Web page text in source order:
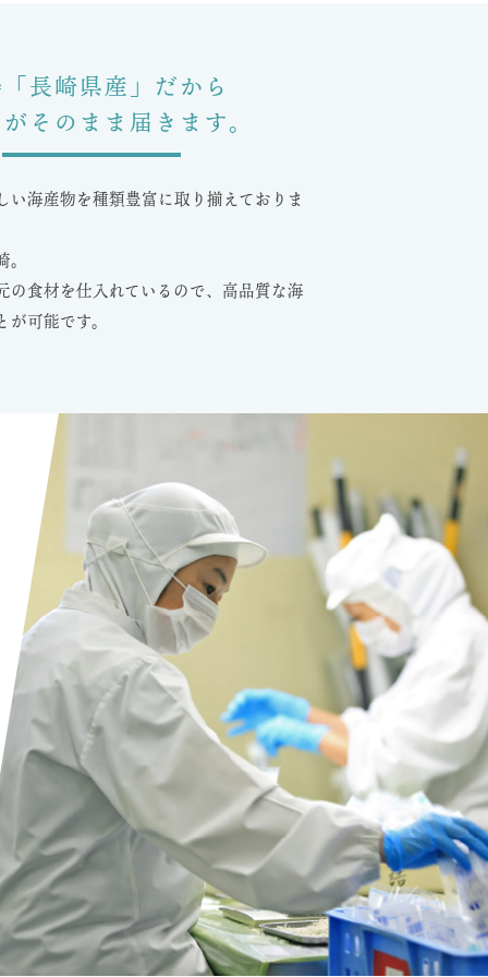
長崎県産」だから
そのまま届きます。
い海産物を種類豊富に取り揃えておりま
の食材を仕入れているので、高品質な海
可能です。